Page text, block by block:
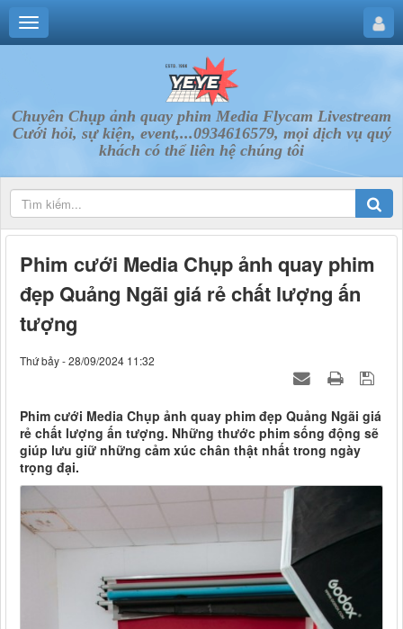
Chuyên Chụp ảnh quay phim Media Flycam Livestream
Cưới hỏi, sự kiện, event,...0934616579, mọi dịch vụ quý
khách có thể liên hệ chúng tôi
Phim cưới Media Chụp ảnh quay phim
đẹp Quảng Ngãi giá rẻ chất lượng ấn
tượng
Thứ bảy - 28/09/2024 11:32
Phim cưới Media Chụp ảnh quay phim đẹp Quảng Ngãi giá
rẻ chất lượng ấn tượng. Những thước phim sống động sẽ
giúp lưu giữ những cảm xúc chân thật nhất trong ngày
trọng đại.